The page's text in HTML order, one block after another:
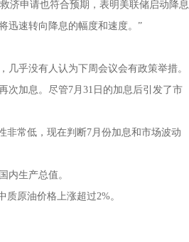
济申请也符合预期，表明美联储启动降息
迅速转向降息的幅度和速度。”
乎没有人认为下周会议会有政策举措。
次加息。尽管7月31日的加息后引发了市
非常低，现在判断7月份加息和市场波动
内生产总值。
原油价格上涨超过2%。